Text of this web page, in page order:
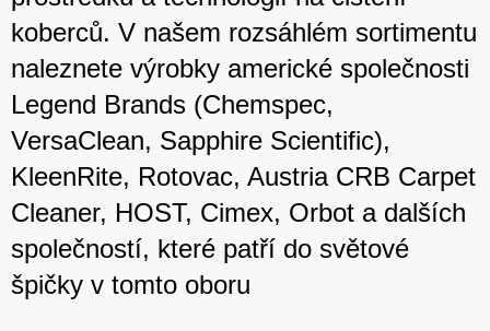
r
v
k
y
v
ý
p
i
s
u
koberců. V našem rozsáhlém sortimentu
naleznete výrobky americké společnosti
Legend Brands (Chemspec,
VersaClean, Sapphire Scientific),
KleenRite, Rotovac, Austria CRB Carpet
Cleaner, HOST, Cimex, Orbot a dalších
společností, které patří do světové
špičky v tomto oboru